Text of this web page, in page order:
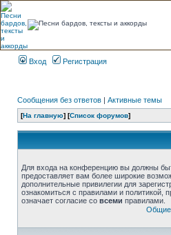
Вход Регистрация
Сообщения без ответов | Активные темы
[На главную] [Список форумов]
Для входа на конференцию вы должны
предоставляет вам более широкие
дополнительные привилегии для
ознакомиться с правилами и
означает согласие со всеми правилами.
Общие